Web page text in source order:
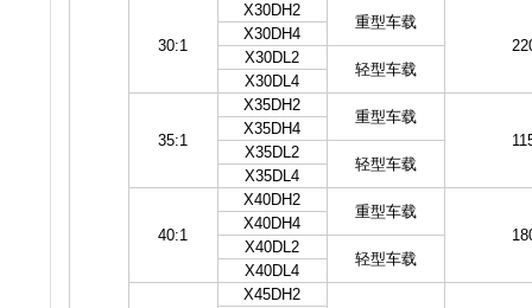
30:1
X30DH2
重型车载
X30DH4
X30DL2
轻型车载
X30DL4
35:1
X35DH2
重型车载
X35DH4
X35DL2
轻型车载
X35DL4
40:1
X40DH2
重型车载
X40DH4
X40DL2
轻型车载
X40DL4
X45DH2